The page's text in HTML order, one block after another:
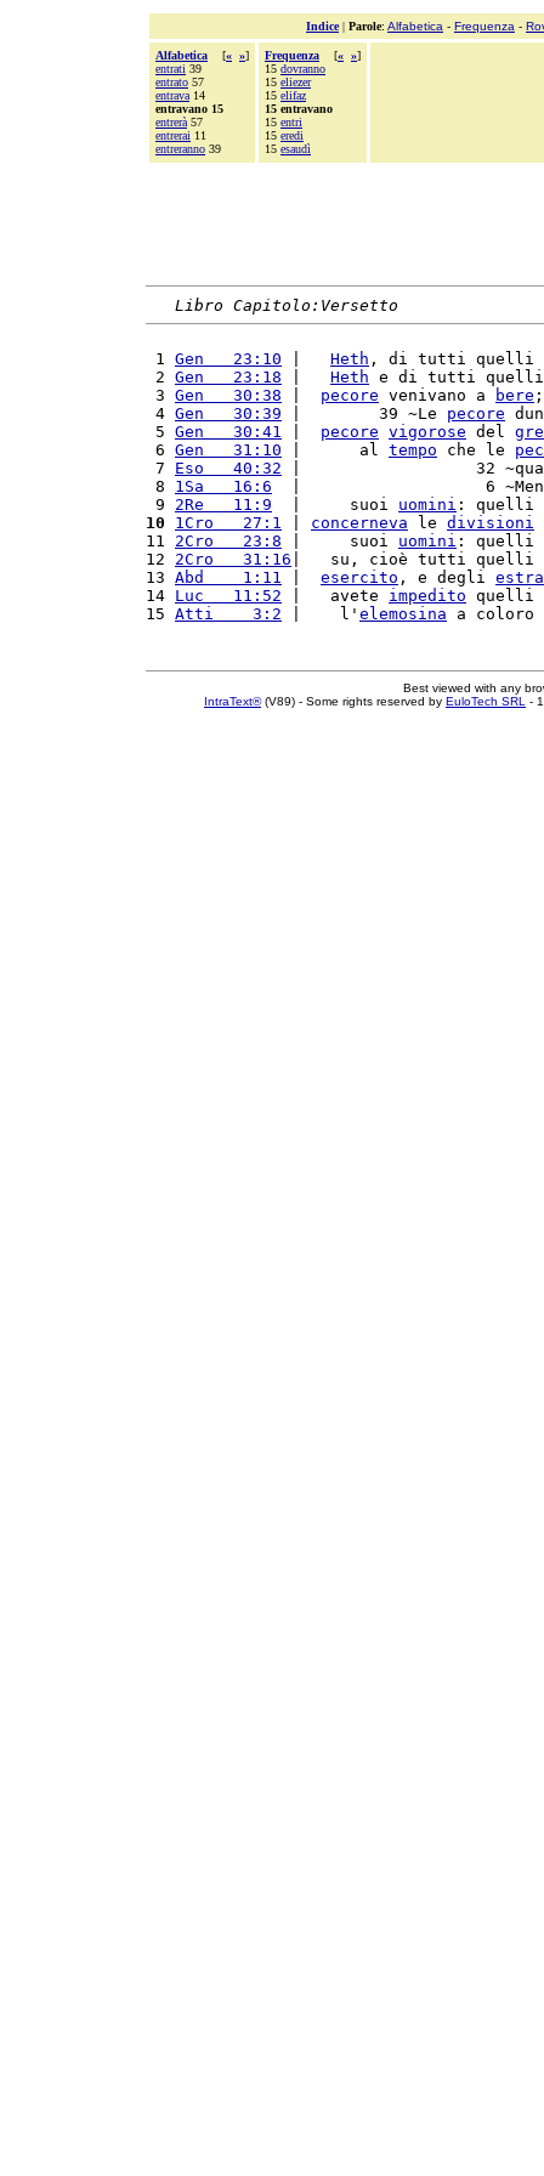
Indice| Parole: Alfabetica - Frequenza -
Alfabetica [« »]
entrati 39
entrato 57
entrava 14
entravano 15
entrerà 57
entrerai 11
entreranno 39
Frequenza [« »]
15 dovranno
15 eliezer
15 elifaz
15 entravano
15 entri
15 eredi
15 esaudì
Libro Capitolo:Versetto
1 Gen   23:10 Heth , di tutti quelli
2 Gen   23:18 Heth e di tutti
3 Gen   30:38 pecore venivano a bere
4 Gen   30:39 |        39 ~Le pecore
5 Gen   30:41 pecore vigorose del
6 Gen   31:10 |      al tempo che le
7 Eso   40:32 |                  32
8 1Sa   16:6
|                   6
9 2Re   11:9
  |     suoi
uomini : quelli
10
1Cro   27:1 concerneva le divisioni
11 2Cro   23:8 |     suoi uomini : quelli
12 2Cro   31:16 |   su, cioè tutti quelli
13 Abd    1:11 esercito , e degli
14 Luc   11:52 |   avete impedito quelli
15 Atti    3:2 |    l' elemosina a coloro
Best viewed with any
IntraText®(V89) - Some rights reserved by EuloTech SRL -